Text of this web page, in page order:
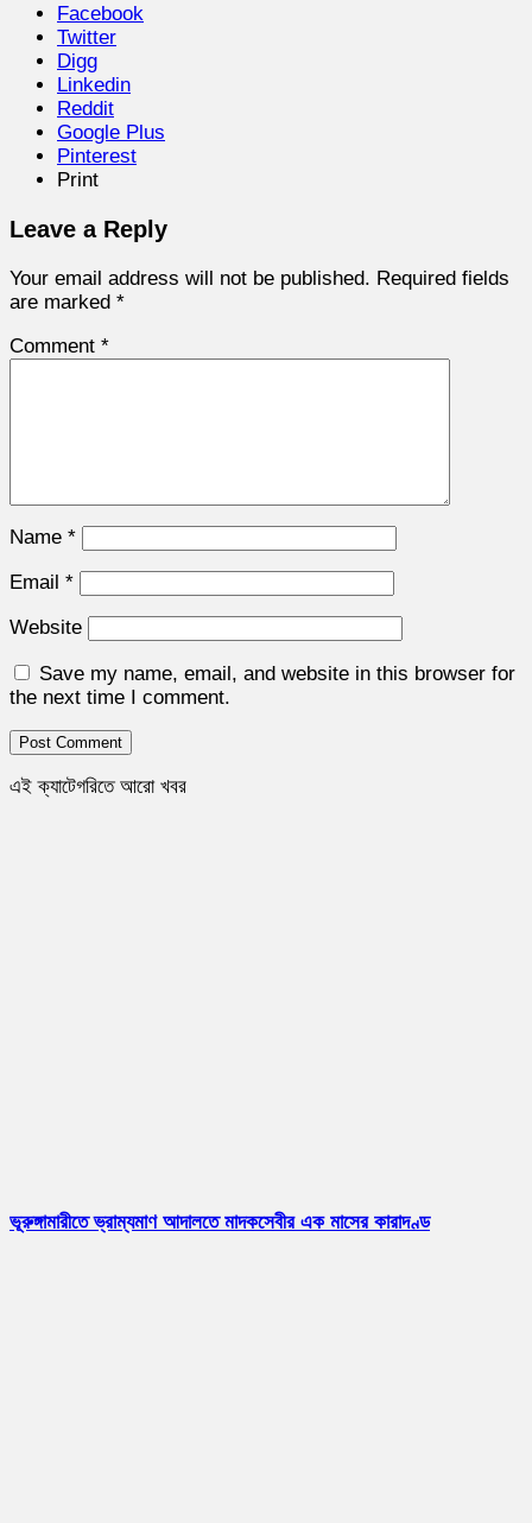
Facebook
Twitter
Digg
Linkedin
Reddit
Google Plus
Pinterest
Print
Leave a Reply
Your email address will not be published. Required fields
are marked *
Comment *
Name *
Email *
Website
Save my name, email, and website in this browser for
the next time I comment.
এই ক্যাটেগরিতে আরো খবর
ভূরুঙ্গামারীতে ভ্রাম্যমাণ আদালতে মাদকসেবীর এক মাসের কারাদণ্ড